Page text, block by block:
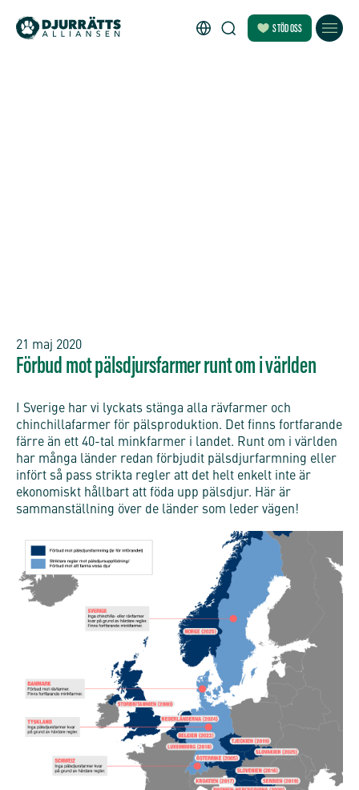
STÖD OSS
21 maj 2020
Förbud mot pälsdjursfarmer runt om i världen
I Sverige har vi lyckats stänga alla rävfarmer och
chinchillafarmer för pälsproduktion. Det finns fortfarande
färre än ett 40-tal minkfarmer i landet. Runt om i världen
har många länder redan förbjudit pälsdjurfarmning eller
infört så pass strikta regler att det helt enkelt inte är
ekonomiskt hållbart att föda upp pälsdjur. Här är
sammanställning över de länder som leder vägen!